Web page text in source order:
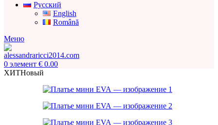
Русский
English
Română
Меню
0 элемент € 0.00
ХИТНовый